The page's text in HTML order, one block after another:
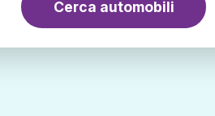
Cerca automobili